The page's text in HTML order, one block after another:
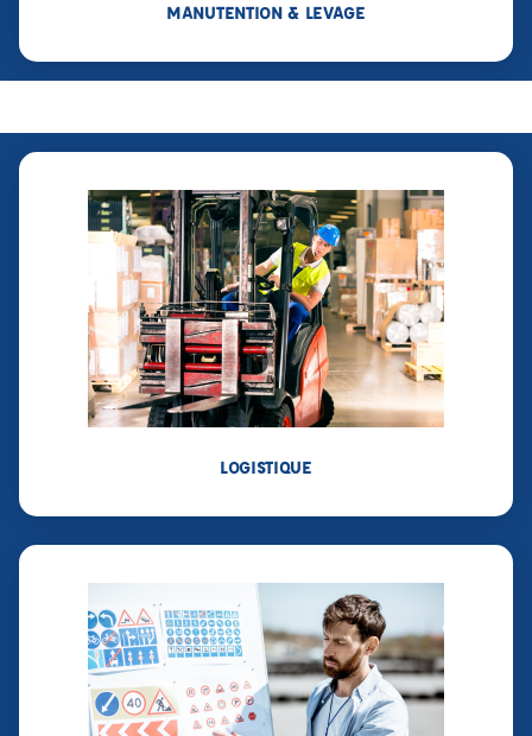
MANUTENTION & LEVAGE
LOGISTIQUE